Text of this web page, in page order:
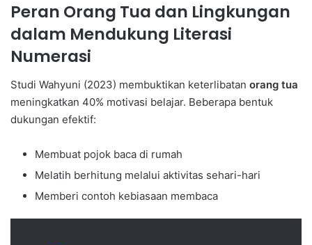
Peran Orang Tua dan Lingkungan
dalam Mendukung Literasi
Numerasi
Studi Wahyuni (2023) membuktikan keterlibatan orang tua
meningkatkan 40% motivasi belajar. Beberapa bentuk
dukungan efektif:
Membuat pojok baca di rumah
Melatih berhitung melalui aktivitas sehari-hari
Memberi contoh kebiasaan membaca